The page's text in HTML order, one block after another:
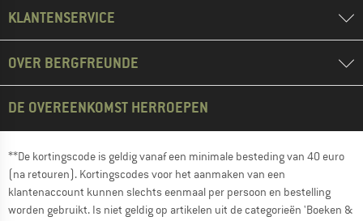
KLANTENSERVICE
OVER BERGFREUNDE
DE OVEREENKOMST HERROEPEN
**De kortingscode is geldig vanaf een minimale besteding van 40 euro
(na retouren). Kortingscodes voor het aanmaken van een
klantenaccount kunnen slechts eenmaal per persoon en bestelling
worden gebruikt. Is niet geldig op artikelen uit de categorieën 'Boeken &